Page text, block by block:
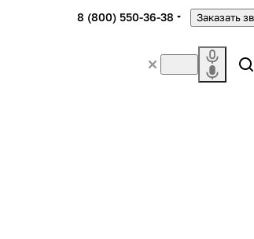
8 (800) 550-36-38 Заказать